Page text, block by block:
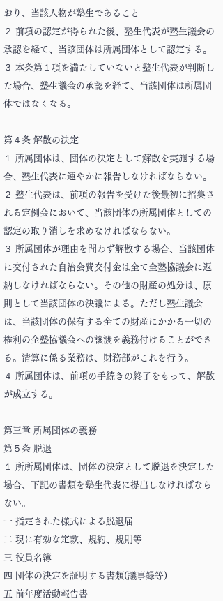
おり、当該人物が塾生であること
２ 前項の認定が得られた後、塾生代表が塾生議会の
承認を経て、当該団体は所属団体として認定する。
３ 本条第１項を満たしていないと塾生代表が判断し
た場合、塾生議会の承認を経て、当該団体は所属団
体ではなくなる。
第４条 解散の決定
１ 所属団体は、団体の決定として解散を実施する場
合、塾生代表に速やかに報告しなければならない。
２ 塾生代表は、前項の報告を受けた後最初に招集さ
れる定例会において、当該団体の所属団体としての
認定の取り消しを求めなければならない。
３ 所属団体が理由を問わず解散する場合、当該団体
に交付された自治会費交付金は全て全塾協議会に返
納しなければならない。その他の財産の処分は、原
則として当該団体の決議による。ただし塾生議会
は、当該団体の保有する全ての財産にかかる一切の
権利の全塾協議会への譲渡を義務付けることができ
る。清算に係る業務は、財務部がこれを行う。
４ 所属団体は、前項の手続きの終了をもって、解散
が成立する。
第三章 所属団体の義務
第５条 脱退
１ 所所属団体は、団体の決定として脱退を決定した
場合、下記の書類を塾生代表に提出しなければなら
ない。
一 指定された様式による脱退届
二 現に有効な定款、規約、規則等
三 役員名簿
四 団体の決定を証明する書類(議事録等)
五 前年度活動報告書